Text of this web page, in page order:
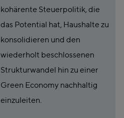
kohärente Steuerpolitik, die
das Potential hat, Haushalte zu
konsolidieren und den
wiederholt beschlossenen
Strukturwandel hin zu einer
Green Economy nachhaltig
einzuleiten.